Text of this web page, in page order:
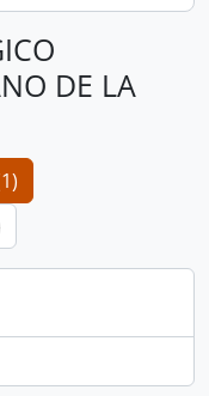
DE LA